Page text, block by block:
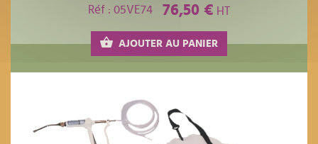
Réf : 05VE74
76,50 € HT
AJOUTER AU PANIER